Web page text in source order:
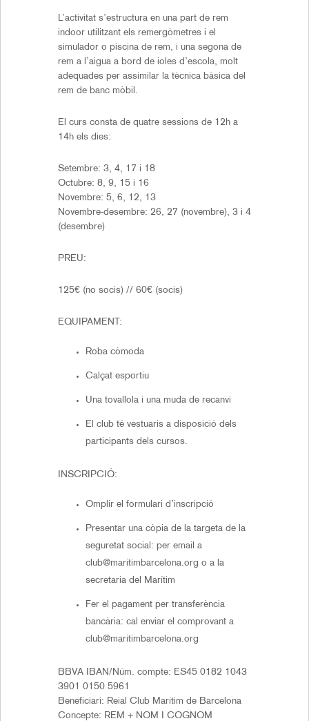
L’activitat s’estructura en una part de rem
indoor utilitzant els remergòmetres i el
simulador o piscina de rem, i una segona de
rem a l’aigua a bord de ioles d’escola, molt
adequades per assimilar la tècnica bàsica del
rem de banc mòbil.
El curs consta de quatre sessions de 12h a
14h els dies:
Setembre: 3, 4, 17 i 18
Octubre: 8, 9, 15 i 16
Novembre: 5, 6, 12, 13
Novembre-desembre: 26, 27 (novembre), 3 i 4
(desembre)
PREU:
125€ (no socis) // 60€ (socis)
EQUIPAMENT:
Roba còmoda
Calçat esportiu
Una tovallola i una muda de recanvi
El club té vestuaris a disposició dels
participants dels cursos.
INSCRIPCIÓ:
Omplir el formulari d’inscripció
Presentar una còpia de la targeta de la
seguretat social: per email a
club@maritimbarcelona.org o a la
secretaria del Marítim
Fer el pagament per transferència
bancària: cal enviar el comprovant a
club@maritimbarcelona.org
BBVA IBAN/Núm. compte: ES45 0182 1043
3901 0150 5961
Beneficiari: Reial Club Marítim de Barcelona
Concepte: REM + NOM I COGNOM